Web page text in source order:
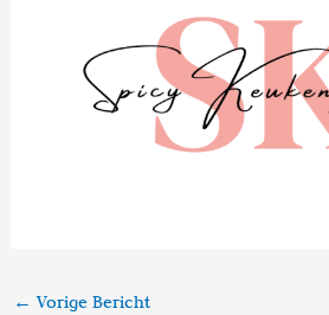
← Vorige Bericht